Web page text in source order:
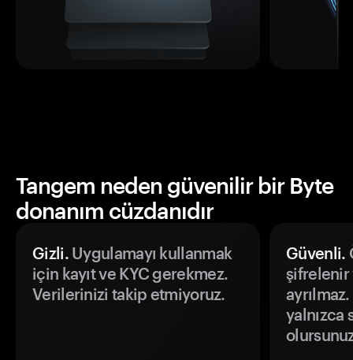
Tangem neden güvenilir bir Byte
donanım cüzdanıdır
Gizli.Uygulamayı kullanmak
için kayıt ve KYC gerekmez.
Verilerinizi takip etmiyoruz.
Güvenli.
şifrelenir
yalnızca